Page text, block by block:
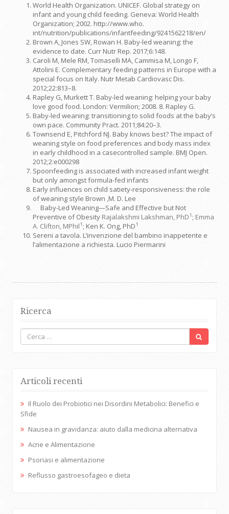
World Health Organization. UNICEF. Global strategy on
infant and young child feeding. Geneva: World Health
Organization; 2002. http://www.who.
int/nutrition/publications/infantfeeding/9241562218/en/
Brown A, Jones SW, Rowan H. Baby-led weaning: the
evidence to date. Curr Nutr Rep. 2017;6:148.
Caroli M, Mele RM, Tomaselli MA, Cammisa M, Longo F,
Attolini E. Complementary feeding patterns in Europe with a
special focus on Italy. Nutr Metab Cardiovasc Dis.
2012;22:813–8.
Rapley G, Murkett T. Baby-led weaning: helping your baby
love good food. London: Vermilion; 2008. 8. Rapley G.
Baby-led weaning: transitioning to solid foods at the baby’s
own pace. Community Pract. 2011;84:20–3.
Townsend E, Pitchford NJ. Baby knows best? The impact of
weaning style on food preferences and body mass index
in early childhood in a casecontrolled sample. BMJ Open.
2012;2:e000298
Spoonfeeding is associated with increased infant weight
but only amongst formula-fed infants
Early influences on child satiety‐responsiveness: the role
of weaning style Brown ,M. D. Lee
Baby-Led Weaning—Safe and Effective but Not
Preventive of Obesity Rajalakshmi Lakshman, PhD1 ; Emma
A. Clifton, MPhil1 ; Ken K. Ong, PhD1
Sereni a tavola. L’invenzione del bambino inappetente e
l’alimentazione a richiesta. Lucio Piermarini
Ricerca
Articoli recenti
Il Ruolo dei Probiotici nei Disordini Metabolici: Benefici e
Sfide
Nausea in gravidanza: aiuto dalla medicina alternativa
Acne e Alimentazione
Psoriasi e alimentazione
Reflusso gastroesofageo e dieta